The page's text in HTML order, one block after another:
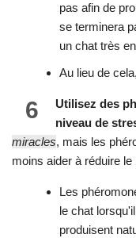
pas afin de
se terminera
un chat très
Au lieu de
6
Utilisez des
niveau de
miracles, mais les
moins aider à réduire
Les
le chat
produisent